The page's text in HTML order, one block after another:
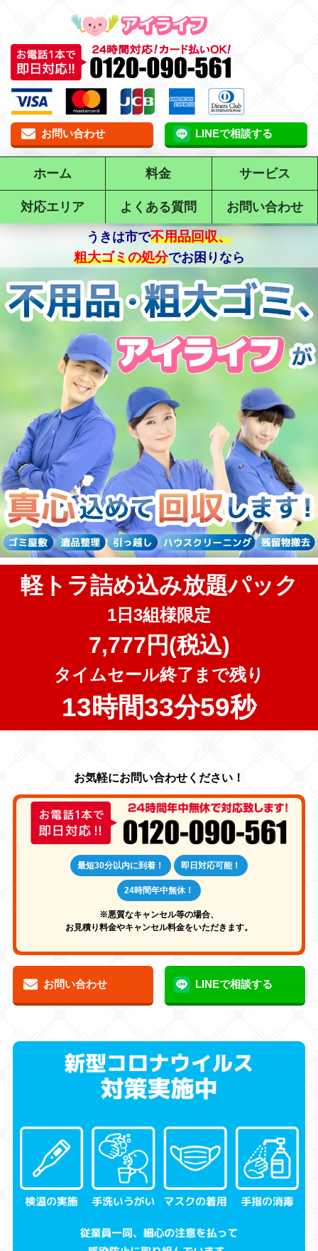
お問い合わせ LINEで相談する
ホーム 料金 サービス
対応エリア よくある質問 お問い合わせ
で不用品回収、
粗大ゴミの処分でお困りなら
軽トラ詰め込み放題パック
1日3組様限定
7,777円(税込)
タイムセール終了まで残り
13時間33分58秒
最短30分以内に到着！ 即日対応可能！
24時間年中無休！
※悪質なキャンセル等の場合、
お見積り料金やキャンセル料金をいただきます。
お問い合わせ LINEで相談する